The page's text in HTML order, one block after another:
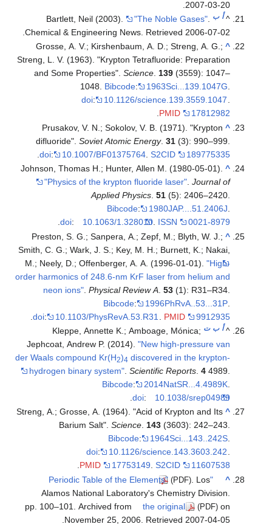
2007-03-20
^أ ب Bartlett, Neil (2003). "The Noble Gases"
Chemical & Engineering News . Retrieved 2006-07-02
.
^
Grosse, A. V.; Kirshenbaum, A. D.; Streng, A. G.;
Streng, L. V. (1963). "Krypton Tetrafluoride: Preparation
and Some Properties".Science.139 (3559): 1047–
1048. Bibcode: 1963Sci...139.1047G.
doi: 10.1126/science.139.3559.1047.
PMID
17812982
.
^
Prusakov, V. N.; Sokolov, V. B. (1971). "Krypton
difluoride".Soviet Atomic Energy.31 (3): 990–999.
doi: 10.1007/BF01375764 .S2CID 189775335
.
^
Johnson, Thomas H.; Hunter, Allen M. (1980-05-01).
"Physics of the krypton fluoride laser".Journal of
Applied Physics.51 (5): 2406–2420.
Bibcode: 1980JAP....51.2406J.
doi: 10.1063/1.328010. ISSN 0021-8979
.
^
Preston, S. G.; Sanpera, A.; Zepf, M.; Blyth, W. J.;
Smith, C. G.; Wark, J. S.; Key, M. H.; Burnett, K.; Nakai,
M.; Neely, D.; Offenberger, A. A. (1996-01-01)."High-
order harmonics of 248.6-nm KrF laser from helium and
neon ions" .Physical Review A .53 (1): R31–R34.
Bibcode: 1996PhRvA..53...31P
doi: 10.1103/PhysRevA.53.R31 PMID 9912935
.
^أ ب ت Kleppe, Annette K.; Amboage, Mónica;
Jephcoat, Andrew P. (2014)."New high-pressure van
der Waals compound Kr(H2)4 discovered in the krypton-
hydrogen binary system" .Scientific Reports .4 4989.
Bibcode: 2014NatSR...4.4989K
doi: 10.1038/srep04989
.
^
Streng, A.; Grosse, A. (1964). "Acid of Krypton and Its
Barium Salt".Science.143 (3603): 242–243.
Bibcode: 1964Sci...143..242S.
doi: 10.1126/science.143.3603.242.
PMID
17753149.S2CID 11607538
.
^
"Periodic Table of the Elements"
(PDF) . Los
Alamos National Laboratory's Chemistry Division.
pp. 100–101. Archived from
the original (PDF) on
November 25, 2006 . Retrieved 2007-04-05